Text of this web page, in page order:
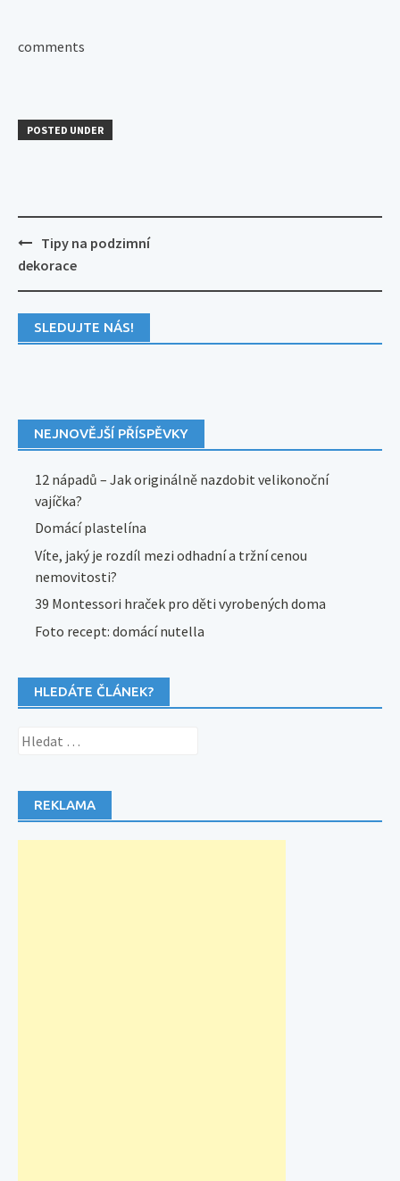
comments
POSTED UNDER
Post
navigation
Tipy na podzimní
dekorace
SLEDUJTE NÁS!
NEJNOVĚJŠÍ PŘÍSPĚVKY
12 nápadů – Jak originálně nazdobit velikonoční
vajíčka?
Domácí plastelína
Víte, jaký je rozdíl mezi odhadní a tržní cenou
nemovitosti?
39 Montessori hraček pro děti vyrobených doma
Foto recept: domácí nutella
HLEDÁTE ČLÁNEK?
Vyhledávání
REKLAMA